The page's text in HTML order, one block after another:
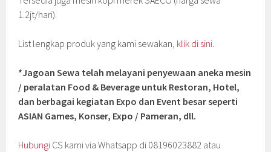
1.2jt/hari).
List lengkap produk yang kami sewakan, klik di sini.
*Jagoan Sewa telah melayani penyewaan aneka mesin
/ peralatan Food & Beverage untuk Restoran, Hotel,
dan berbagai kegiatan Expo dan Event besar seperti
ASIAN Games, Konser, Expo / Pameran, dll.
Hubungi CS kami via Whatsapp di 08196023882 atau